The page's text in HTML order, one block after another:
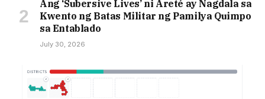
Ang ‘Subersive Lives’ ni Areté ay Nagdala sa
Kwento ng Batas Militar ng Pamilya Quimpo
sa Entablado
July 30, 2026